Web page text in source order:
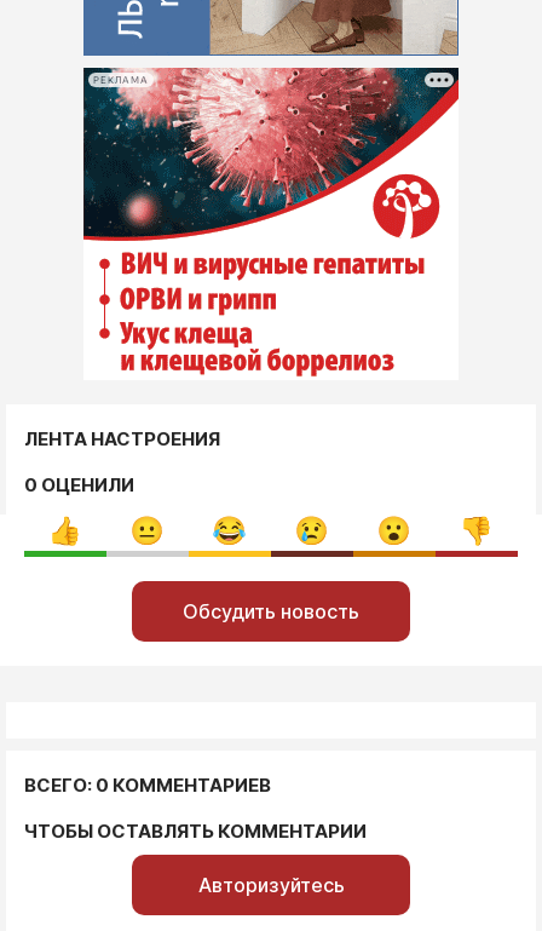
РЕКЛАМА
ЛЕНТА НАСТРОЕНИЯ
0 ОЦЕНИЛИ
Обсудить новость
ВСЕГО: 0 КОММЕНТАРИЕВ
ЧТОБЫ ОСТАВЛЯТЬ КОММЕНТАРИИ
Авторизуйтесь